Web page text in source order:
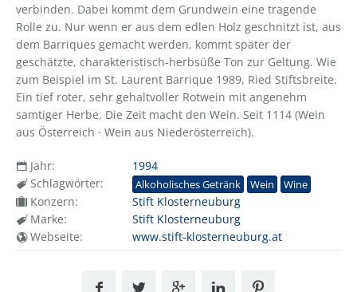
verbinden. Dabei kommt dem Grundwein eine tragende
Rolle zu. Nur wenn er aus dem edlen Holz geschnitzt ist, aus
dem Barriques gemacht werden, kommt später der
geschätzte, charakteristisch-herbsüße Ton zur Geltung. Wie
zum Beispiel im St. Laurent Barrique 1989, Ried Stiftsbreite.
Ein tief roter, sehr gehaltvoller Rotwein mit angenehm
samtiger Herbe. Die Zeit macht den Wein. Seit 1114 (Wein
aus Österreich · Wein aus Niederösterreich).
Jahr:
1994
Schlagwörter:
Alkoholisches Getränk Wein Wine
Konzern:
Stift Klosterneuburg
Marke:
Stift Klosterneuburg
Webseite:
www.stift-klosterneuburg.at